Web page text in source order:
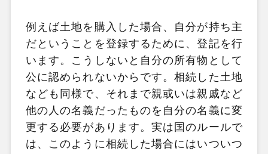
例えば土地を購入した場合、自分が持ち主
だということを登録するために、登記を行
います。こうしないと自分の所有物として
公に認められないからです。相続した土地
なども同様で、それまで親或いは親戚など
他の人の名義だったものを自分の名義に変
更する必要があります。実は国のルールで
は、このように相続した場合にはいついつ